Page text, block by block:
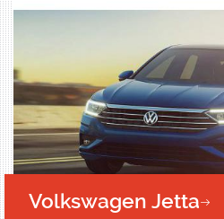
Volkswagen Jetta